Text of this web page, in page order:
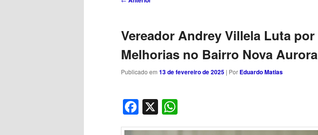
Vereador Andrey Villela Luta por
Melhorias no Bairro Nova Aurora
Publicado em 13 de fevereiro de 2025 | Por Eduardo Matias
Facebook
X